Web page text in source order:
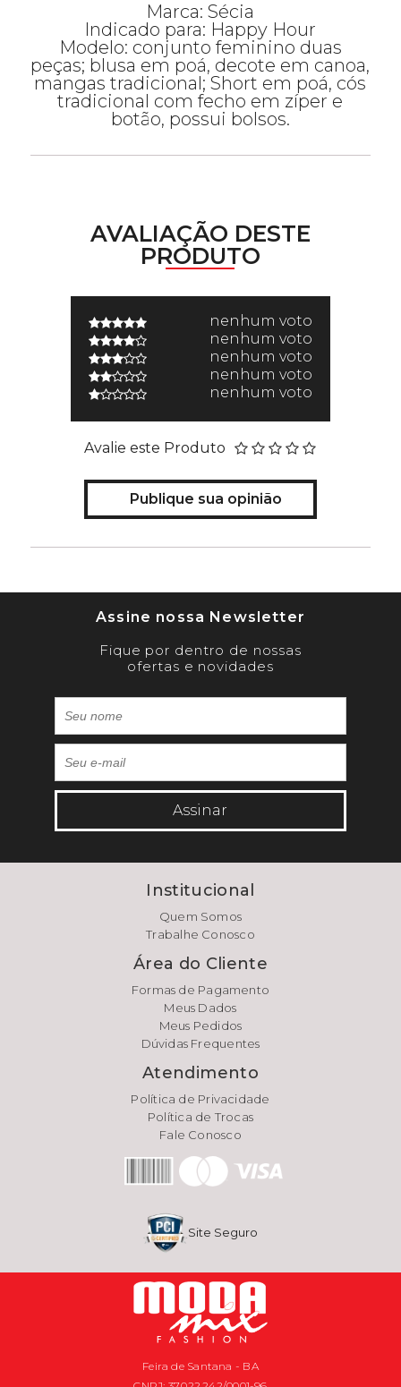
Marca: Sécia
Indicado para: Happy Hour
Modelo: conjunto feminino duas
peças; blusa em poá, decote em canoa,
mangas tradicional; Short em poá, cós
tradicional com fecho em zíper e
botão, possui bolsos.
AVALIAÇÃO DESTE
PRODUTO
nenhum voto
nenhum voto
nenhum voto
nenhum voto
nenhum voto
Avalie este Produto
Publique sua opinião
Assine nossa Newsletter
Fique por dentro de nossas
ofertas e novidades
Assinar
Institucional
Quem Somos
Trabalhe Conosco
Área do Cliente
Formas de Pagamento
Meus Dados
Meus Pedidos
Dúvidas Frequentes
Atendimento
Política de Privacidade
Política de Trocas
Fale Conosco
Site Seguro
Feira de Santana - BA